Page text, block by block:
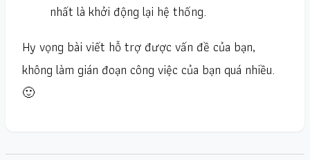
nhất là khởi động lại hệ thống.
Hy vọng bài viết hỗ trợ được vấn đề của bạn,
không làm gián đoạn công việc của bạn quá nhiều.
🙂